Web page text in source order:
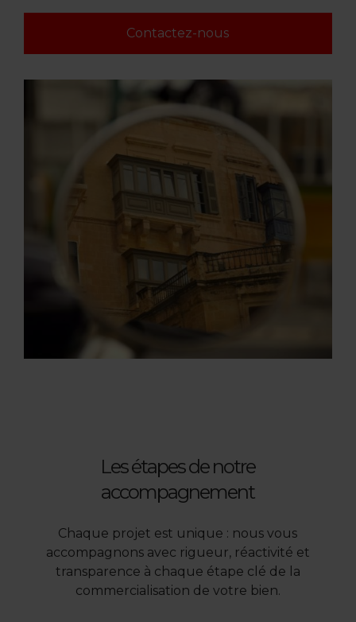
Contactez-nous
Les étapes de notre
accompagnement
Chaque projet est unique : nous vous
accompagnons avec rigueur, réactivité et
transparence à chaque étape clé de la
commercialisation de votre bien.